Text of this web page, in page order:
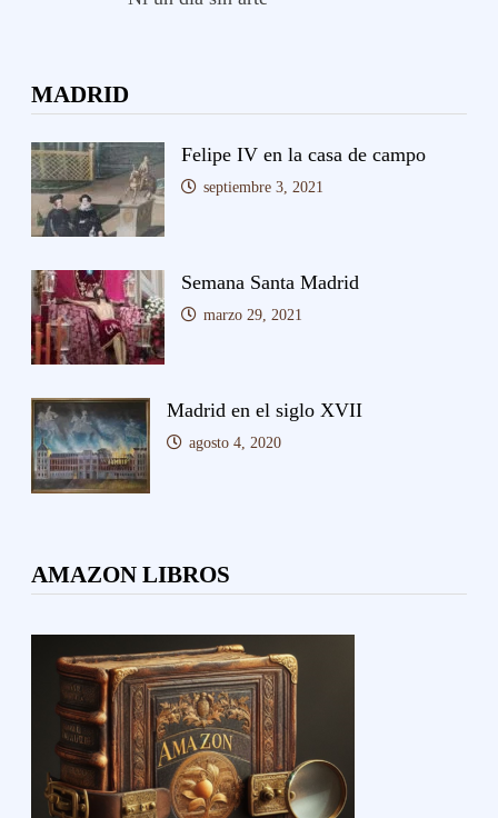
MADRID
Felipe IV en la casa de campo
septiembre 3, 2021
Semana Santa Madrid
marzo 29, 2021
Madrid en el siglo XVII
agosto 4, 2020
AMAZON LIBROS